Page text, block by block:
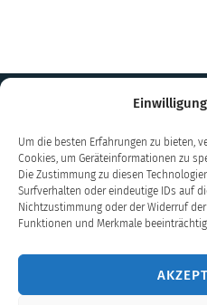
Um die besten Erfahrungen zu bieten,
Cookies, um Geräteinformationen zu
Die Zustimmung zu diesen
Surfverhalten oder eindeutige IDs auf
Nichtzustimmung oder der Widerruf
Funktionen und Merkmale
+381
637554692